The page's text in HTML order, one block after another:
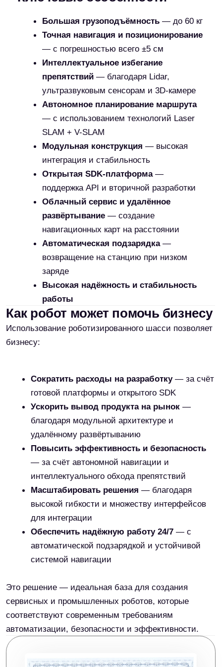
Ускорить вывод продукта на рынок—
благодаря модульной архитектуре и
Повысить эффективность и безопасность
— за счёт автономной навигации и
интеллектуального обхода препятствий
Масштабировать решения— благодаря
высокой гибкости и множеству интерфейсов
Обеспечить надёжную работу 24/7— с
автоматической подзарядкой и устойчивой
системой навигации
Это решение — идеальная база для создания
сервисных и промышленных роботов, которые
соответствуют современным требованиям
автоматизации, безопасности и эффективности.
Наш магазин является
официальным
сертифицированным
дистрибьютором Reeman в
России
Мы с гордостью представляем продукцию
Reemanи гарантируем подлинность, качество и
поддержку на территории России.
Сценарии применения:
Роботизированное шасси идеально подходит для
использования в самых разных сферах. Оно
эффективно применяется в транспортных узлах,
пункты. Его возможности востребованы в
общественных учреждениях — больницах, банках и
Также платформа отлично зарекомендовала себя в
коммерческой среде: торговых центрах, ресторанах
и выставочных залах. В промышленности она